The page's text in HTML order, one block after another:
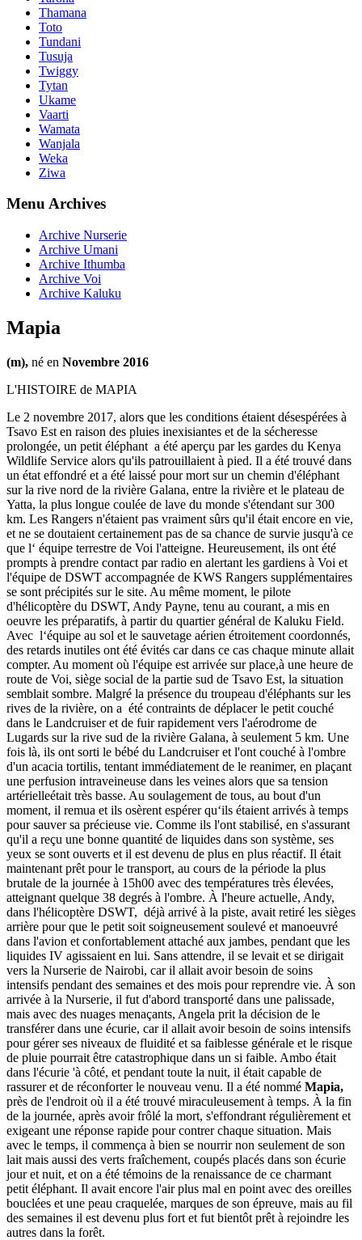
Thamana
Toto
Tundani
Tusuja
Twiggy
Tytan
Ukame
Vaarti
Wamata
Wanjala
Weka
Ziwa
Menu Archives
Archive Nurserie
Archive Umani
Archive Ithumba
Archive Voi
Archive Kaluku
Mapia
(m), né en Novembre 2016
L'HISTOIRE de MAPIA
Le 2 novembre 2017, alors que les conditions étaient désespérées à
Tsavo Est en raison des pluies inexisiantes et de la sécheresse
prolongée, un petit éléphant a été aperçu par les gardes du Kenya
Wildlife Service alors qu'ils patrouillaient à pied. Il a été trouvé dans
un état effondré et a été laissé pour mort sur un chemin d'éléphant
sur la rive nord de la rivière Galana, entre la rivière et le plateau de
Yatta, la plus longue coulée de lave du monde s'étendant sur 300
km. Les Rangers n'étaient pas vraiment sûrs qu'il était encore en vie,
et ne se doutaient certainement pas de sa chance de survie jusqu'à ce
que l‘ équipe terrestre de Voi l'atteigne. Heureusement, ils ont été
prompts à prendre contact par radio en alertant les gardiens à Voi et
l'équipe de DSWT accompagnée de KWS Rangers supplémentaires
se sont précipités sur le site. Au même moment, le pilote
d'hélicoptère du DSWT, Andy Payne, tenu au courant, a mis en
oeuvre les préparatifs, à partir du quartier général de Kaluku Field.
Avec l‘équipe au sol et le sauvetage aérien étroitement coordonnés,
des retards inutiles ont été évités car dans ce cas chaque minute allait
compter. Au moment où l'équipe est arrivée sur place,à une heure de
route de Voi, siège social de la partie sud de Tsavo Est, la situation
semblait sombre. Malgré la présence du troupeau d'éléphants sur les
rives de la rivière, on a été contraints de déplacer le petit couché
dans le Landcruiser et de fuir rapidement vers l'aérodrome de
Lugards sur la rive sud de la rivière Galana, à seulement 5 km. Une
fois là, ils ont sorti le bébé du Landcruiser et l'ont couché à l'ombre
d'un acacia tortilis, tentant immédiatement de le reanimer, en plaçant
une perfusion intraveineuse dans les veines alors que sa tension
artérielleétait très basse. Au soulagement de tous, au bout d'un
moment, il remua et ils osèrent espérer qu‘ils étaient arrivés à temps
pour sauver sa précieuse vie. Comme ils l'ont stabilisé, en s'assurant
qu'il a reçu une bonne quantité de liquides dans son système, ses
yeux se sont ouverts et il est devenu de plus en plus réactif. Il était
maintenant prêt pour le transport, au cours de la période la plus
brutale de la journée à 15h00 avec des températures très élevées,
atteignant quelque 38 degrés à l'ombre. À l'heure actuelle, Andy,
dans l'hélicoptère DSWT, déjà arrivé à la piste, avait retiré les sièges
arrière pour que le petit soit soigneusement soulevé et manoeuvré
dans l'avion et confortablement attaché aux jambes, pendant que les
liquides IV agissaient en lui. Sans attendre, il se levait et se dirigait
vers la Nurserie de Nairobi, car il allait avoir besoin de soins
intensifs pendant des semaines et des mois pour reprendre vie. À son
arrivée à la Nurserie, il fut d'abord transporté dans une palissade,
mais avec des nuages menaçants, Angela prit la décision de le
transférer dans une écurie, car il allait avoir besoin de soins intensifs
pour gérer ses niveaux de fluidité et sa faiblesse générale et le risque
de pluie pourrait être catastrophique dans un si faible. Ambo était
dans l'écurie 'à côté, et pendant toute la nuit, il était capable de
rassurer et de réconforter le nouveau venu. Il a été nommé Mapia,
près de l'endroit où il a été trouvé miraculeusement à temps. À la fin
de la journée, après avoir frôlé la mort, s'effondrant régulièrement et
exigeant une réponse rapide pour contrer chaque situation. Mais
avec le temps, il commença à bien se nourrir non seulement de son
lait mais aussi des verts fraîchement, coupés placés dans son écurie
jour et nuit, et on a été témoins de la renaissance de ce charmant
petit éléphant. Il avait encore l'air plus mal en point avec des oreilles
bouclées et une peau craquelée, marques de son épreuve, mais au fil
des semaines il est devenu plus fort et fut bientôt prêt à rejoindre les
autres dans la forêt.